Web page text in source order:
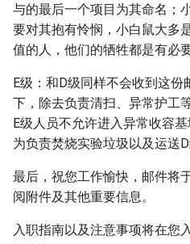
与的最后一个项目为其命名；
要对其抱有怜悯，小白鼠大多
值的人，他们的牺牲都是有必
E级：和D级同样不会收到这
下，除去负责清扫、异常护工
E级人员不允许进入异常收容
为负责焚烧实验垃圾以及运送D
最后，祝您工作愉快，邮件将
阅附件及其他重要信息。
入职指南以及注意事项将在您